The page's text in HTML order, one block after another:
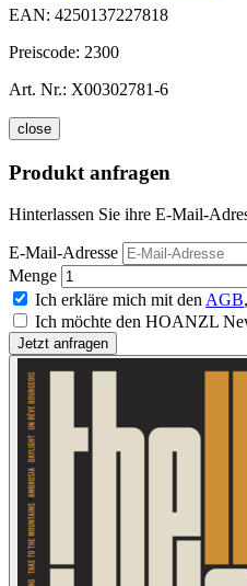
EAN: 4250137227818
Preiscode: 2300
Art. Nr.: X00302781-6
close
Produkt anfragen
Hinterlassen Sie ihre E-Mail-
E-Mail-Adresse
Menge
Ich erkläre mich mit den AGB
Ich möchte den HOANZL